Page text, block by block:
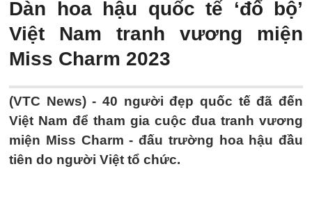
Dàn hoa hậu quốc tế ‘đổ bộ’
Việt Nam tranh vương miện
Miss Charm 2023
(VTC News) - 40 người đẹp quốc tế đã đến
Việt Nam để tham gia cuộc đua tranh vương
miện Miss Charm - đấu trường hoa hậu đầu
tiên do người Việt tổ chức.